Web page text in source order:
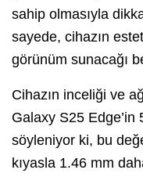
sahip olmasıyla
sayede, cihazın
görünüm sunacağı
Cihazın inceliği ve
Galaxy S25 Edge’in
söyleniyor ki, bu
kıyasla 1.46 mm